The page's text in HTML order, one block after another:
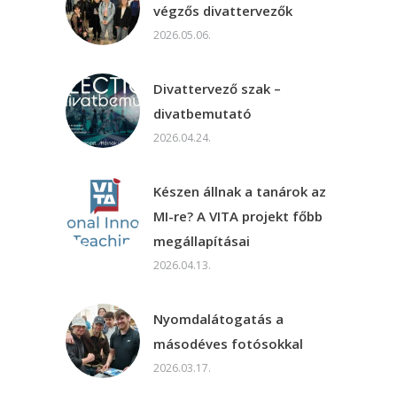
végzős divattervezők
2026.05.06.
Divattervező szak –
divatbemutató
2026.04.24.
Készen állnak a tanárok az
MI-re? A VITA projekt főbb
megállapításai
2026.04.13.
Nyomdalátogatás a
másodéves fotósokkal
2026.03.17.